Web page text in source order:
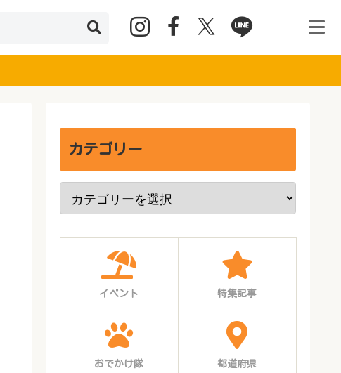
カテゴリー
イベント 特集記事
おでかけ隊
都道府県